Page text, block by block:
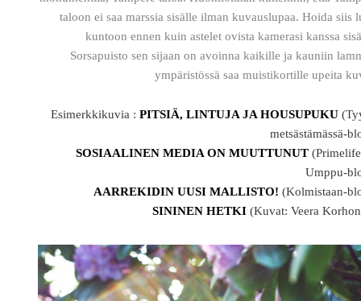
taloon ei saa marssia sisälle ilman kuvauslupaa. Hoida siis
kuntoon ennen kuin astelet ovista kamerasi kanssa
Sorsapuisto sen sijaan on avoinna kaikille ja kauniin
ympäristössä saa muistikortille upeita
Esimerkkikuvia :PITSIÄ, LINTUJA JA HOUSUPUKU
metsästämässä-
SOSIAALINEN MEDIA ON MUUTTUNUT
Umppu-
AARREKIDIN UUSI MALLISTO! (Kolmistaan-
SININEN HETKI (Kuvat: Veera